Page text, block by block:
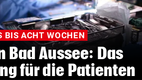
BIS ACHT WOCHEN
Bad Aussee: Das
für die Patienten